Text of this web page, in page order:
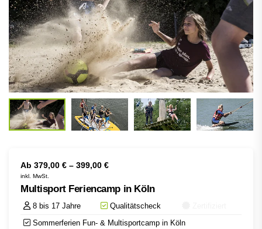
Ab 379,00 € – 399,00 €
inkl. MwSt.
Multisport Feriencamp in Köln
8 bis 17 Jahre Qualitätscheck
Sommerferien Fun- & Multisportcamp in Köln